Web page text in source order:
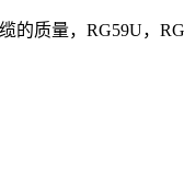
质量，RG59U，